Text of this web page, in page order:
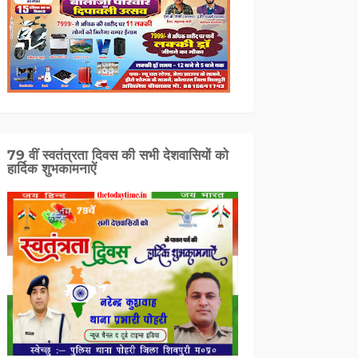
79 वीं स्वतंत्रता दिवस की सभी देशवासियों को
हार्दिक शुभकामनाऐं